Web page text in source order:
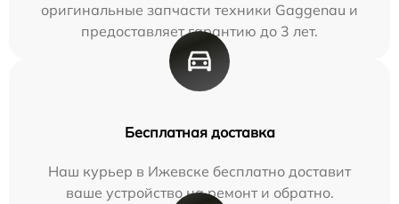
оригинальные запчасти техники Gaggenau и
предоставляет гарантию до 3 лет.
Бесплатная доставка
Наш курьер в Ижевске бесплатно доставит
ваше устройство на ремонт и обратно.